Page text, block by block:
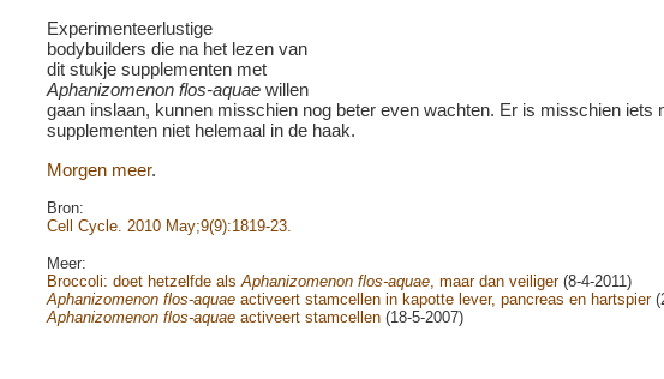
Experimenteerlustige
bodybuilders die na het lezen van
dit stukje supplementen met
Aphanizomenon flos-aquae willen
gaan inslaan, kunnen misschien nog beter even wachten. Er is misschien iets
supplementen niet helemaal in de haak.
Morgen meer.
Bron:
Cell Cycle. 2010 May;9(9):1819-23.
Meer:
Broccoli: doet hetzelfde alsAphanizomenon flos-aquae, maar dan veiliger(8-4-2011)
Aphanizomenon flos-aquae activeert stamcellen in kapotte lever, pancreas en hartspier
Aphanizomenon flos-aquae activeert stamcellen (18-5-2007)